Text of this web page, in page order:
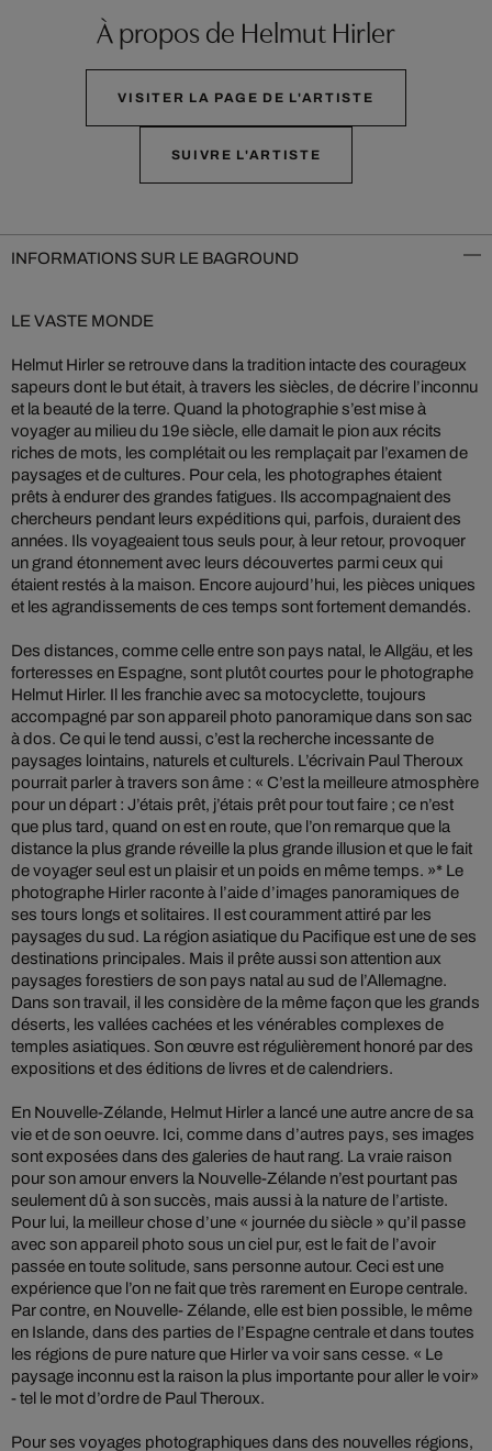
À propos de Helmut Hirler
VISITER LA PAGE DE L'ARTISTE
SUIVRE L'ARTISTE
INFORMATIONS SUR LE BAGROUND
LE VASTE MONDE
Helmut Hirler se retrouve dans la tradition intacte des courageux
sapeurs dont le but était, à travers les siècles, de décrire l’inconnu
et la beauté de la terre. Quand la photographie s’est mise à
voyager au milieu du 19e siècle, elle damait le pion aux récits
riches de mots, les complétait ou les remplaçait par l’examen de
paysages et de cultures. Pour cela, les photographes étaient
prêts à endurer des grandes fatigues. Ils accompagnaient des
chercheurs pendant leurs expéditions qui, parfois, duraient des
années. Ils voyageaient tous seuls pour, à leur retour, provoquer
un grand étonnement avec leurs découvertes parmi ceux qui
étaient restés à la maison. Encore aujourd’hui, les pièces uniques
et les agrandissements de ces temps sont fortement demandés.
Des distances, comme celle entre son pays natal, le Allgäu, et les
forteresses en Espagne, sont plutôt courtes pour le photographe
Helmut Hirler. Il les franchie avec sa motocyclette, toujours
accompagné par son appareil photo panoramique dans son sac
à dos. Ce qui le tend aussi, c’est la recherche incessante de
paysages lointains, naturels et culturels. L’écrivain Paul Theroux
pourrait parler à travers son âme : « C’est la meilleure atmosphère
pour un départ : J’étais prêt, j’étais prêt pour tout faire ; ce n’est
que plus tard, quand on est en route, que l’on remarque que la
distance la plus grande réveille la plus grande illusion et que le fait
de voyager seul est un plaisir et un poids en même temps. »* Le
photographe Hirler raconte à l’aide d’images panoramiques de
ses tours longs et solitaires. Il est couramment attiré par les
paysages du sud. La région asiatique du Pacifique est une de ses
destinations principales. Mais il prête aussi son attention aux
paysages forestiers de son pays natal au sud de l’Allemagne.
Dans son travail, il les considère de la même façon que les grands
déserts, les vallées cachées et les vénérables complexes de
temples asiatiques. Son œuvre est régulièrement honoré par des
expositions et des éditions de livres et de calendriers.
En Nouvelle-Zélande, Helmut Hirler a lancé une autre ancre de sa
vie et de son oeuvre. Ici, comme dans d’autres pays, ses images
sont exposées dans des galeries de haut rang. La vraie raison
pour son amour envers la Nouvelle-Zélande n’est pourtant pas
seulement dû à son succès, mais aussi à la nature de l’artiste.
Pour lui, la meilleur chose d’une « journée du siècle » qu’il passe
avec son appareil photo sous un ciel pur, est le fait de l’avoir
passée en toute solitude, sans personne autour. Ceci est une
expérience que l’on ne fait que très rarement en Europe centrale.
Par contre, en Nouvelle- Zélande, elle est bien possible, le même
en Islande, dans des parties de l’Espagne centrale et dans toutes
les régions de pure nature que Hirler va voir sans cesse. « Le
paysage inconnu est la raison la plus importante pour aller le voir»
- tel le mot d’ordre de Paul Theroux.
Pour ses voyages photographiques dans des nouvelles régions,